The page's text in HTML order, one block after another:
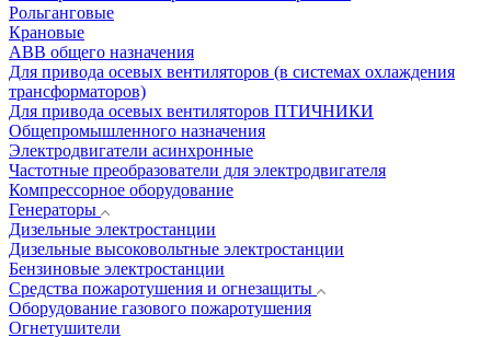
Рольганговые
Крановые
АВВ общего назначения
Для привода осевых вентиляторов (в системах охлаждения
трансформаторов)
Для привода осевых вентиляторов ПТИЧНИКИ
Общепромышленного назначения
Электродвигатели асинхронные
Частотные преобразователи для электродвигателя
Компрессорное оборудование
Генераторы
Дизельные электростанции
Дизельные высоковольтные электростанции
Бензиновые электростанции
Средства пожаротушения и огнезащиты
Оборудование газового пожаротушения
Огнетушители